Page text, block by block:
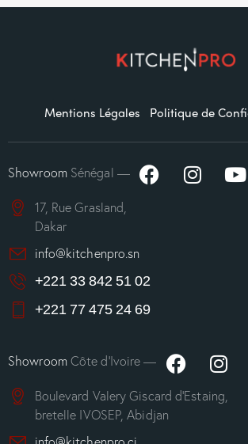
Mentions Légales Politique de
ShowroomSénégal —
17, Rue Grasland,
Dakar
info@kitchenpro.sn
+221 33 842 51 02
+221 77 475 24 69
ShowroomCôte d’Ivoire —
Boulevard Valery Giscard d’Estaing,
bretelle IVOSEP, Abidjan